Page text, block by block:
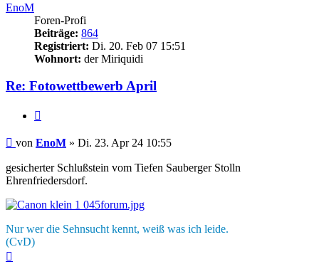
EnoM
Foren-Profi
Beiträge: 864
Registriert: Di. 20. Feb 07 15:51
Wohnort: der Miriquidi
Re: Fotowettbewerb April
Beitrag
von EnoM » Di. 23. Apr 24 10:55
gesicherter Schlußstein vom Tiefen Sauberger Stolln
Ehrenfriedersdorf.
Nur wer die Sehnsucht kennt, weiß was ich leide.
(CvD)